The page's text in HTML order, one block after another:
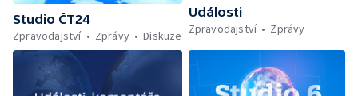
Studio ČT24
Zpravodajství
Zprávy Diskuze
Události
Zpravodajství
Zprávy